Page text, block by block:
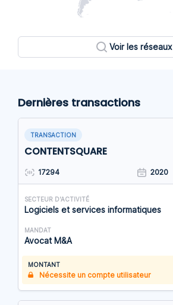
Voir les réseaux
Dernières transactions
TRANSACTION
CONTENTSQUARE
17294 2020
SECTEUR D'ACTIVITÉ
Logiciels et services informatiques
MANDAT
Avocat M&A
MONTANT
Nécessite un compte utilisateur